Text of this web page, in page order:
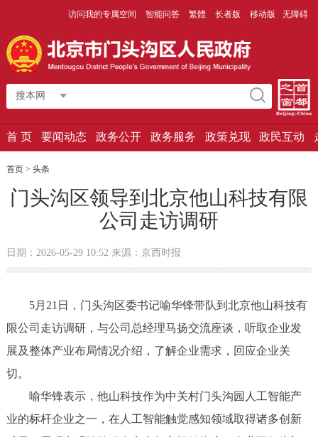
访问我的专属空间 智能问答 繁體 长者版 移动版 无障碍
搜本网
首 页 要闻动态 政务公开 政务服务 政策兑现 政民互动
首页> 头条
门头沟区领导到北京他山科技有限
公司走访调研
日期：2026-05-29 10:52 来源：京西时报
5月21日，门头沟区委书记喻华锋带队到北京他山科技有
限公司走访调研，与公司总经理马扬交流座谈，听取企业发
展及整体产业布局情况介绍，了解企业需求，回应企业关
切。
喻华锋表示，他山科技作为中关村门头沟园人工智能产
业的标杆企业之一，在人工智能触觉感知领域取得诸多创新